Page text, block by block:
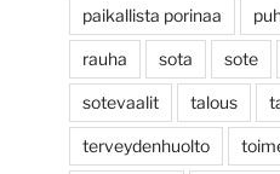
paikallista porinaa
rauha sota sote
sotevaalit talous
terveydenhuolto